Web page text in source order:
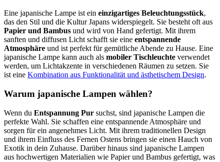
Eine japanische Lampe ist ein einzigartiges Beleuchtungsstück,
das den Stil und die Kultur Japans widerspiegelt. Sie besteht oft aus
Papier und Bambus und wird von Hand gefertigt. Mit ihrem
sanften und diffusen Licht schafft sie eine entspannende
Atmosphäre und ist perfekt für gemütliche Abende zu Hause. Eine
japanische Lampe kann auch als mobiler Tischleuchte verwendet
werden, um Lichtakzente in verschiedenen Räumen zu setzen. Sie
ist eine Kombination aus Funktionalität und ästhetischem Design.
Warum japanische Lampen wählen?
Wenn du Entspannung Pur suchst, sind japanische Lampen die
perfekte Wahl. Sie schaffen eine entspannende Atmosphäre und
sorgen für ein angenehmes Licht. Mit ihrem traditionellen Design
und ihrem Einfluss des Fernen Ostens bringen sie einen Hauch von
Exotik in dein Zuhause. Darüber hinaus sind japanische Lampen
aus hochwertigen Materialien wie Papier und Bambus gefertigt, was